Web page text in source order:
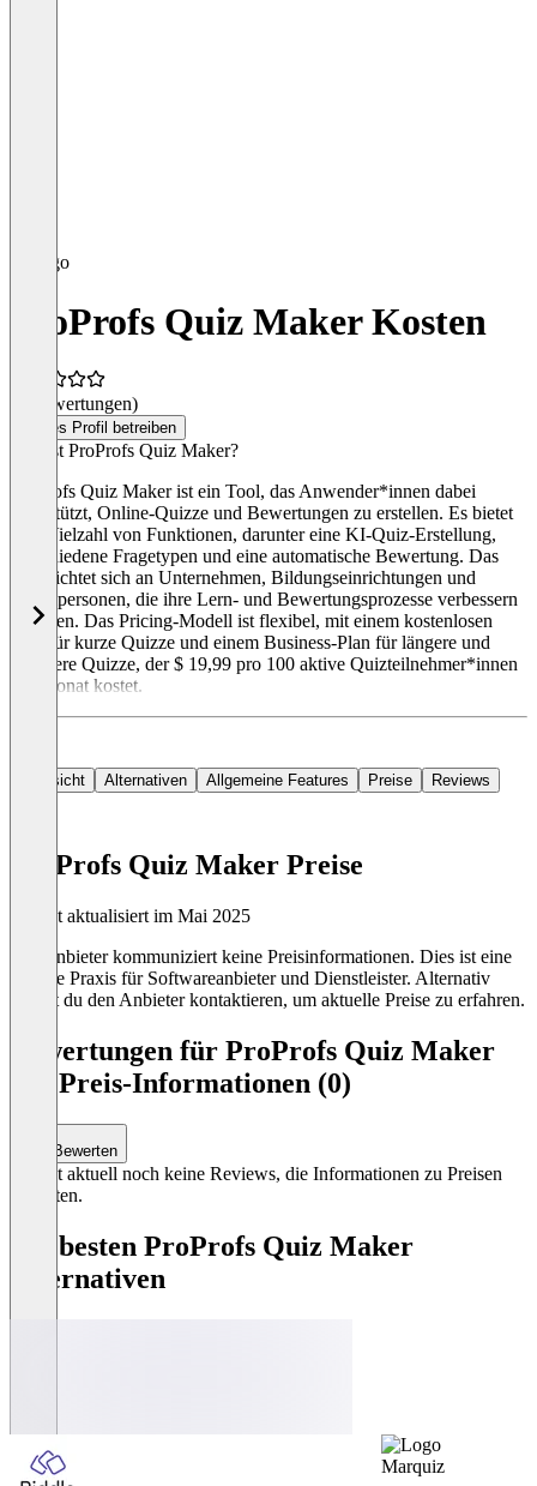
ProProfs Quiz Maker Kosten
(0 Bewertungen)
Dieses Profil betreiben
Was ist ProProfs Quiz Maker?
ProProfs Quiz Maker ist ein Tool, das Anwender*innen dabei
unterstützt, Online-Quizze und Bewertungen zu erstellen. Es bietet
eine Vielzahl von Funktionen, darunter eine KI-Quiz-Erstellung,
verschiedene Fragetypen und eine automatische Bewertung. Das
Tool richtet sich an Unternehmen, Bildungseinrichtungen und
Einzelpersonen, die ihre Lern- und Bewertungsprozesse verbessern
möchten. Das Pricing-Modell ist flexibel, mit einem kostenlosen
Plan für kurze Quizze und einem Business-Plan für längere und
sicherere Quizze, der $ 19,99 pro 100 aktive Quizteilnehmer*innen
pro Monat kostet.
Übersicht Alternativen Allgemeine Features Preise Reviews
ProProfs Quiz Maker Preise
Zuletzt aktualisiert im Mai 2025
Der Anbieter kommuniziert keine Preisinformationen. Dies ist eine
übliche Praxis für Softwareanbieter und Dienstleister. Alternativ
kannst du den Anbieter kontaktieren, um aktuelle Preise zu erfahren.
Bewertungen für ProProfs Quiz Maker
mit Preis-Informationen (0)
Bewerten
Es gibt aktuell noch keine Reviews, die Informationen zu Preisen
enthalten.
Die besten ProProfs Quiz Maker
Alternativen
Marquiz